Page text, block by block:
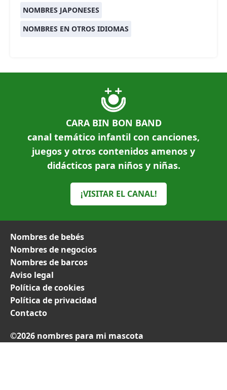
NOMBRES JAPONESES
NOMBRES EN OTROS IDIOMAS
CARA BIN BON BAND
canal temático infantil con canciones,
juegos y otros contenidos amenos y
didácticos para niños y niñas.
¡VISITAR EL CANAL!
Nombres de bebés
Nombres de negocios
Nombres de barcos
Aviso legal
Política de cookies
Política de privacidad
Contacto
©2026 nombres para mi mascota